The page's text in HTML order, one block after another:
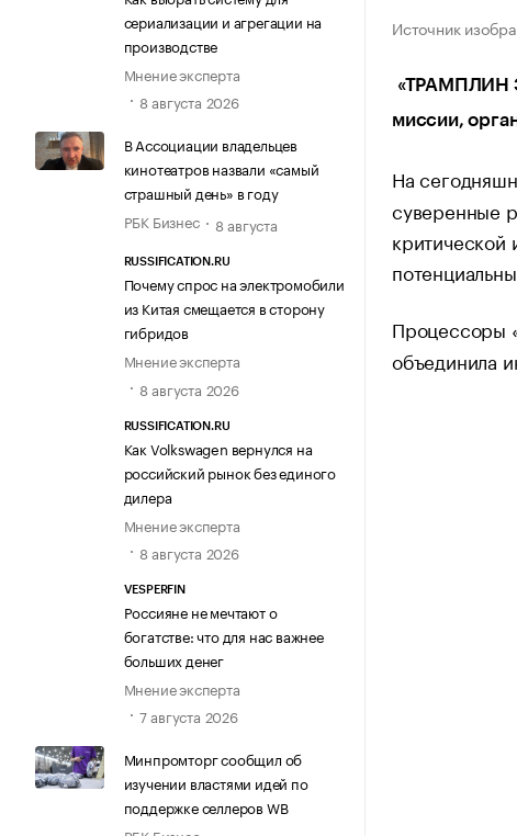
сериализации и агрегации на
производстве
Мнение эксперта
8 августа 2026
В Ассоциации владельцев
кинотеатров назвали «самый
страшный день» в году
РБК Бизнес
8 августа
RUSSIFICATION.RU
Почему спрос на электромобили
из Китая смещается в сторону
гибридов
Мнение эксперта
8 августа 2026
RUSSIFICATION.RU
Как Volkswagen вернулся на
российский рынок без единого
дилера
Мнение эксперта
8 августа 2026
VESPERFIN
Россияне не мечтают о
богатстве: что для нас важнее
больших денег
Мнение эксперта
7 августа 2026
Минпромторг сообщил об
изучении властями идей по
поддержке селлеров WB
Источник
«ТРАМПЛИН
миссии,
На
суверенные
Процессоры
объединила